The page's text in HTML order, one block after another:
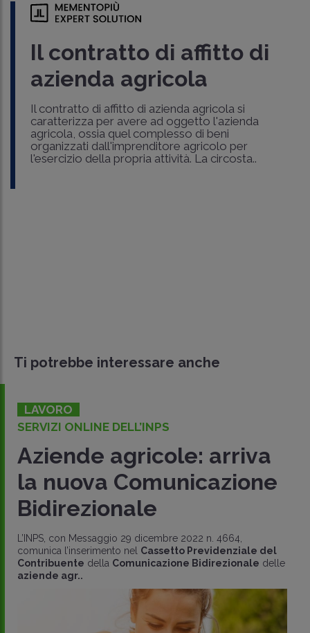
Il contratto di affitto di
azienda agricola
Il contratto di affitto di azienda agricola si
caratterizza per avere ad oggetto l'azienda
agricola, ossia quel complesso di beni
organizzati dall'imprenditore agricolo per
l'esercizio della propria attività. La circosta..
Ti potrebbe interessare anche
LAVORO
SERVIZI ONLINE DELL’INPS
Aziende agricole: arriva
la nuova Comunicazione
Bidirezionale
L’INPS, con Messaggio 29 dicembre 2022 n. 4664,
comunica l’inserimento nel Cassetto Previdenziale del
Contribuente della Comunicazione Bidirezionale delle
aziende agr..